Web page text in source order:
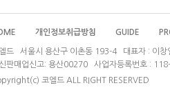
개인정보취급방침 GUIDE
드 서울시 용산구 이촌동 193-4 대표자 : 이
판매업신고: 용산00270 사업자등록번호 :
코엘드 ALL RIGHT RESERVED